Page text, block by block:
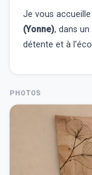
Je vous
(Yonne), dans
détente et à
PHOTOS